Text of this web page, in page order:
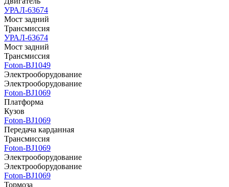
УРАЛ-63674
Мост задний
Трансмиссия
УРАЛ-63674
Мост задний
Трансмиссия
Foton-BJ1049
Электрооборудование
Электрооборудование
Foton-BJ1069
Платформа
Кузов
Foton-BJ1069
Передача карданная
Трансмиссия
Foton-BJ1069
Электрооборудование
Электрооборудование
Foton-BJ1069
Тормоза